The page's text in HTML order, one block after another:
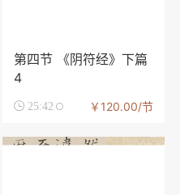
第四节 《阴符经》下篇
4
 25:42 ￥120.00/节